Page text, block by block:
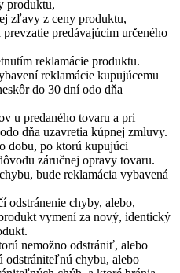
produktu,
zľavy z ceny produktu,
predávajúcim určeného
reklamácie produktu.
reklamácie kupujúcemu
do 30 dní odo dňa
u predaného tovaru a pri
dňa uzavretia kúpnej zmluvy.
dobu, po ktorú kupujúci
záručnej opravy tovaru.
bude reklamácia vybavená
odstránenie chyby, alebo,
vymení za nový, identický
nemožno odstrániť, alebo
odstrániteľnú chybu, alebo